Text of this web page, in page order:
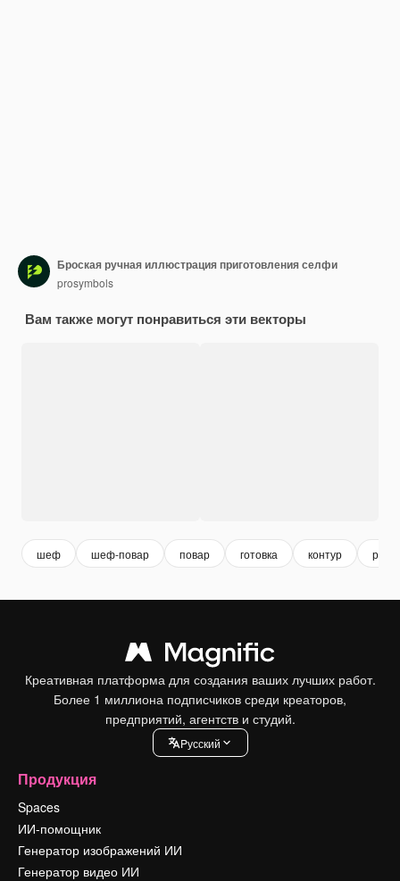
Броская ручная иллюстрация приготовления селфи
prosymbols
Вам также могут понравиться эти векторы
шеф шеф-повар повар готовка контур
Креативная платформа для создания ваших лучших работ.
Более 1 миллиона подписчиков среди креаторов,
предприятий, агентств и студий.
Pусский
Продукция
Spaces
ИИ-помощник
Генератор изображений ИИ
Генератор видео ИИ